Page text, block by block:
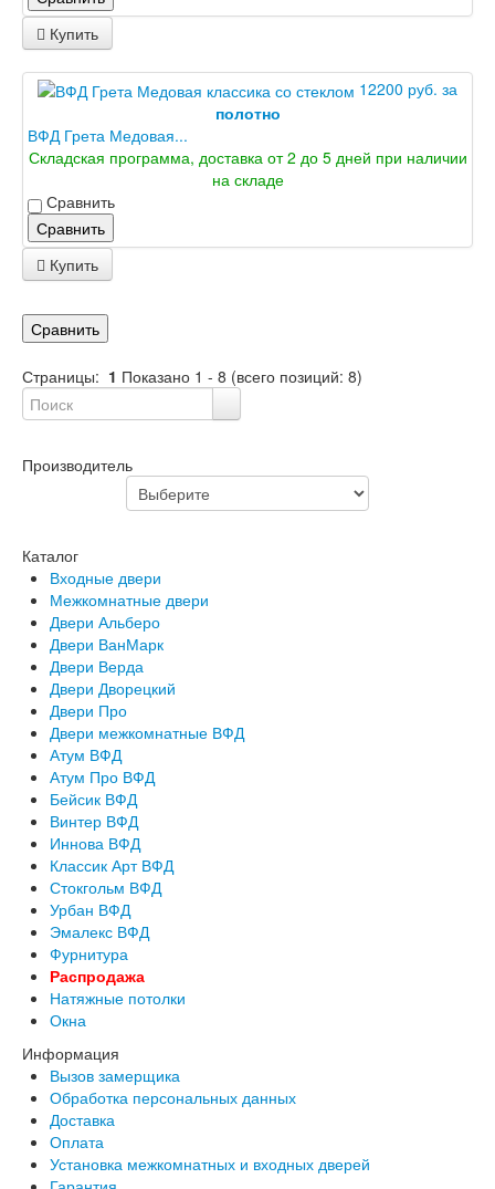
Купить
12200 руб. за
полотно
ВФД Грета Медовая...
Складская программа, доставка от 2 до 5 дней при наличии
на складе
Сравнить
Сравнить
Купить
Сравнить
Страницы: 1 Показано 1 - 8 (всего позиций: 8)
Производитель
Каталог
Входные двери
Межкомнатные двери
Двери Альберо
Двери ВанМарк
Двери Верда
Двери Дворецкий
Двери Про
Двери межкомнатные ВФД
Атум ВФД
Атум Про ВФД
Бейсик ВФД
Винтер ВФД
Иннова ВФД
Классик Арт ВФД
Стокгольм ВФД
Урбан ВФД
Эмалекс ВФД
Фурнитура
Распродажа
Натяжные потолки
Окна
Информация
Вызов замерщика
Обработка персональных данных
Доставка
Оплата
Установка межкомнатных и входных дверей